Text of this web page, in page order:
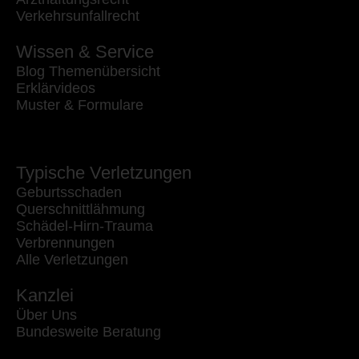
Verkehrsunfallrecht
Wissen & Service
Blog Themenübersicht
Erklärvideos
Muster & Formulare
Typische Verletzungen
Geburtsschaden
Querschnittlähmung
Schädel-Hirn-Trauma
Verbrennungen
Alle Verletzungen
Kanzlei
Über Uns
Bundesweite Beratung